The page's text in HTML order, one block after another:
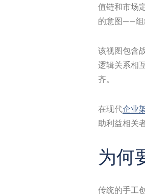
值链和市场
的意图——组
该视图包含
逻辑关系相
齐。
在现代企业
助利益相关
为何
传统的手工